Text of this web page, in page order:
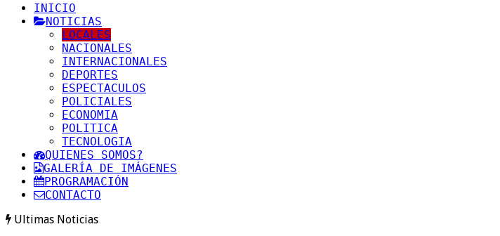
INICIO
NOTICIAS
LOCALES
NACIONALES
INTERNACIONALES
DEPORTES
ESPECTACULOS
POLICIALES
ECONOMIA
POLITICA
TECNOLOGIA
QUIENES SOMOS?
GALERÍA DE IMÁGENES
PROGRAMACIÓN
CONTACTO
Ultimas Noticias